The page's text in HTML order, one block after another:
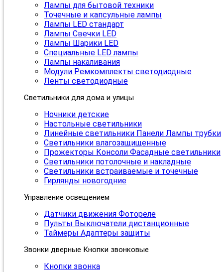
Лампы для бытовой техники
Точечные и капсульные лампы
Лампы LED стандарт
Лампы Свечки LED
Лампы Шарики LED
Специальные LED лампы
Лампы накаливания
Модули Ремкомплекты светодиодные
Ленты светодиодные
Светильники для дома и улицы
Ночники детские
Настольные светильники
Линейные светильники Панели Лампы трубки
Светильники влагозащищенные
Прожекторы Консоли Фасадные светильники
Светильники потолочные и накладные
Светильники встраиваемые и точечные
Гирлянды новогодние
Управление освещением
Датчики движения Фотореле
Пульты Выключатели дистанционные
Таймеры Адаптеры защиты
Звонки дверные Кнопки звонковые
Кнопки звонка